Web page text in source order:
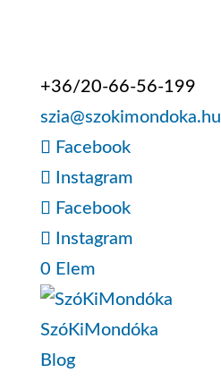
+36/20-66-56-199
szia@szokimondoka.hu
Facebook
Instagram
Facebook
Instagram
0 Elem
SzóKiMondóka
Blog